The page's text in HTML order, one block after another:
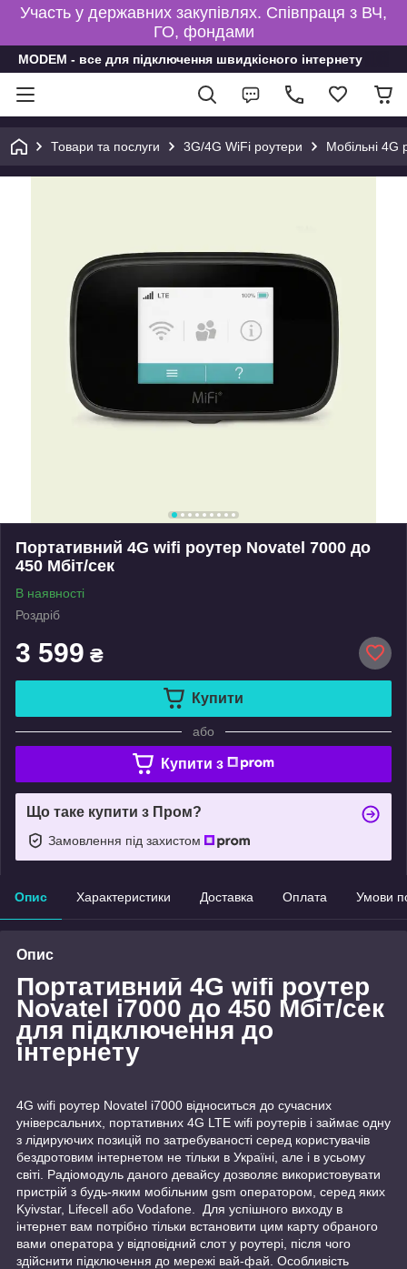
Участь у державних закупівлях. Співпраця з ВЧ,
ГО, фондами
MODEM - все для підключення швидкісного інтернету
Товари та послуги 3G/4G WiFi роутери Мобільні 4G
Портативний 4G wifi роутер Novatel 7000 до
450 Мбіт/сек
В наявності
Роздріб
3 599 ₴
Купити
або
Купити з
Що таке купити з Пром?
Замовлення під захистом
Опис Характеристики Доставка Оплата Умови
Опис
Портативний 4G wifi роутер
Novatel i7000 до 450 Мбіт/сек
для підключення до
інтернету
4G wifi роутер Novatel i7000 відноситься до сучасних
універсальних, портативних 4G LTE wifi роутерів і займає одну
з лідируючих позицій по затребуваності серед користувачів
бездротовим інтернетом не тільки в Україні, але і в усьому
світі. Радіомодуль даного девайсу дозволяє використовувати
пристрій з будь-яким мобільним gsm оператором, серед яких
Kyivstar, Lifecell або Vodafone. Для успішного виходу в
інтернет вам потрібно тільки встановити цим карту обраного
вами оператора у відповідний слот у роутері, після чого
здійснити підключення до мережі вай-фай. Особливість